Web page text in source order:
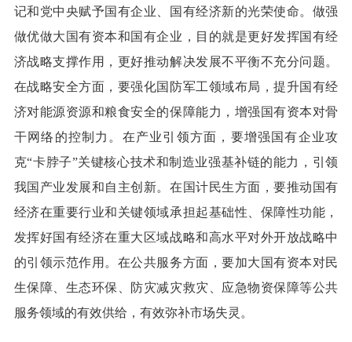
记和党中央赋予国有企业、国有经济新的光荣使命。做强
做优做大国有资本和国有企业，目的就是更好发挥国有经
济战略支撑作用，更好推动解决发展不平衡不充分问题。
在战略安全方面，要强化国防军工领域布局，提升国有经
济对能源资源和粮食安全的保障能力，增强国有资本对骨
干网络的控制力。在产业引领方面，要增强国有企业攻
克“卡脖子”关键核心技术和制造业强基补链的能力，引领
我国产业发展和自主创新。在国计民生方面，要推动国有
经济在重要行业和关键领域承担起基础性、保障性功能，
发挥好国有经济在重大区域战略和高水平对外开放战略中
的引领示范作用。在公共服务方面，要加大国有资本对民
生保障、生态环保、防灾减灾救灾、应急物资保障等公共
服务领域的有效供给，有效弥补市场失灵。